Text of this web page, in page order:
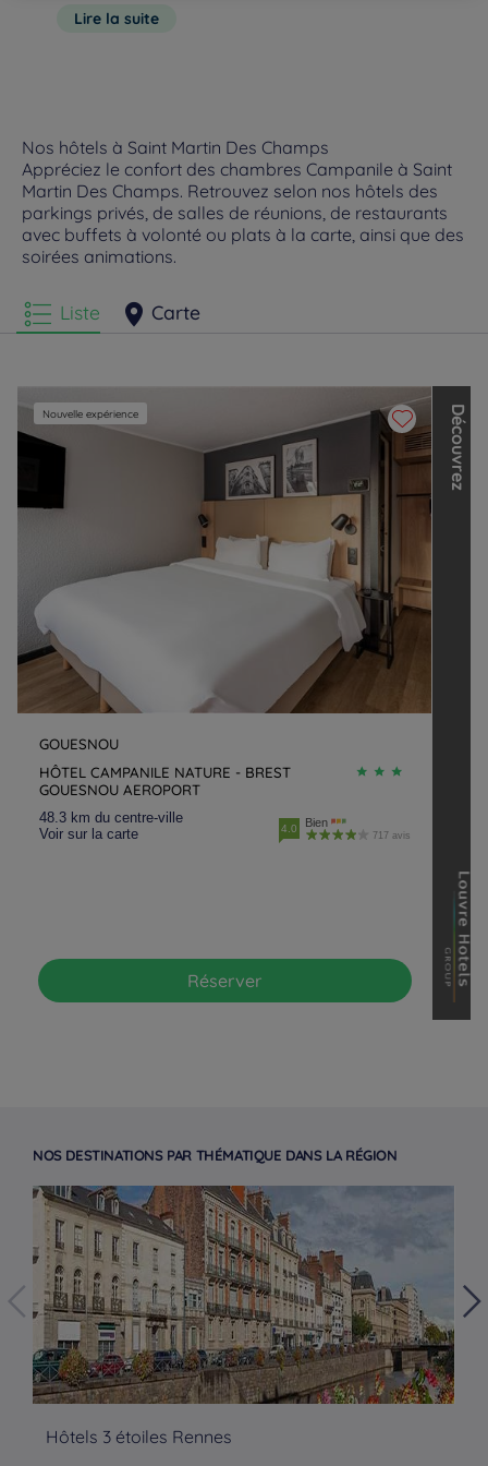
petit déjeuner complet sous forme de buffet à volonté dans la
salle de notre restaurant. N’attendez plus, réservez dès à
vous y attendent. Après une longue journée, installez-vous à
Lire la suite
Nos hôtels à Saint Martin Des Champs
Appréciez le confort des chambres Campanile à Saint
Martin Des Champs. Retrouvez selon nos hôtels des
parkings privés, de salles de réunions, de restaurants
avec buffets à volonté ou plats à la carte, ainsi que des
soirées animations.
Liste Carte
Nouvelle expérience
GOUESNOU
HÔTEL CAMPANILE NATURE - BREST
GOUESNOU AEROPORT
48.3 km du centre-ville
Voir sur la carte
4.0 Bien
717 avis
Réserver
D
é
c
o
u
v
r
e
z
l
e
s
a
u
t
r
e
s
m
a
r
q
u
e
s
d
e
L
o
u
v
r
e
H
o
t
e
l
s
G
r
o
u
NOS DESTINATIONS PAR THÉMATIQUE DANS LA RÉGION
Hôtels 3 étoiles Rennes
Hôtels à Bordeaux